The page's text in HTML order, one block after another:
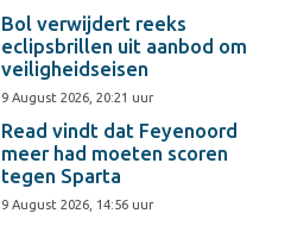
Bol verwijdert reeks
eclipsbrillen uit aanbod om
veiligheidseisen
9 August 2026, 20:21 uur
Read vindt dat Feyenoord
meer had moeten scoren
tegen Sparta
9 August 2026, 14:56 uur